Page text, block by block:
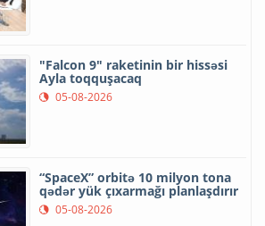
"Falcon 9" raketinin bir hissəsi
Ayla toqquşacaq
05-08-2026
“SpaceX” orbitə 10 milyon tona
qədər yük çıxarmağı planlaşdırır
05-08-2026